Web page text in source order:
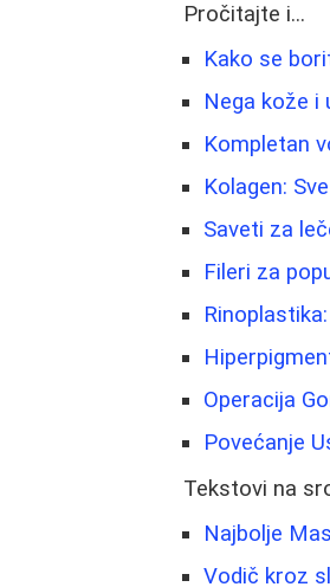
Pročitajte i...
Kako se
Nega kože i
Kompletan
Kolagen:
Saveti za
Fileri za
Operacija
Povećanje
Tekstovi na
Najbolje
Vodič kroz